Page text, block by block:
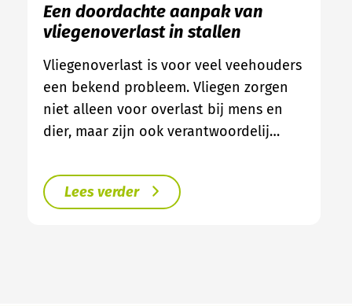
Een doordachte aanpak van
vliegenoverlast in stallen
Vliegenoverlast is voor veel veehouders
een bekend probleem. Vliegen zorgen
niet alleen voor overlast bij mens en
dier, maar zijn ook verantwoordelij…
Lees verder